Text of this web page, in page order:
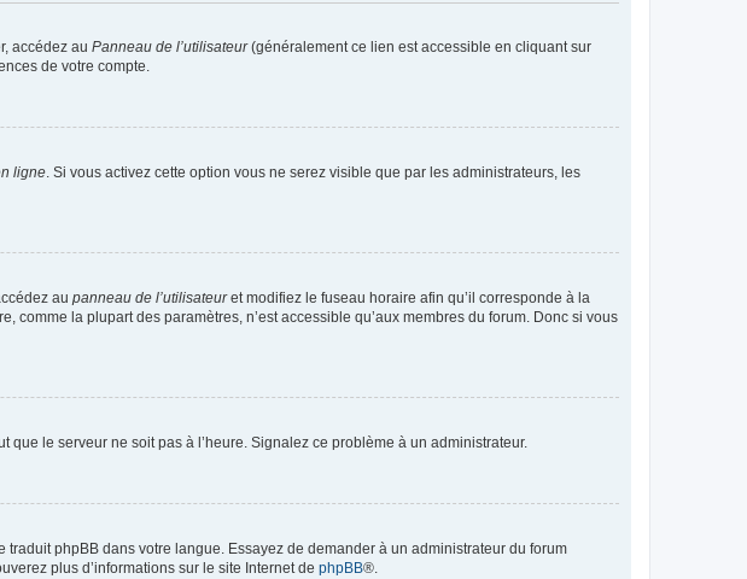
accédez au Panneau de l’utilisateur(généralement ce lien est accessible en cliquant sur
de votre compte.
ligne. Si vous activez cette option vous ne serez visible que par les administrateurs, les
au panneau de l’utilisateuret modifiez le fuseau horaire afin qu’il corresponde à la
la plupart des paramètres, n’est accessible qu’aux membres du forum. Donc si vous
que le serveur ne soit pas à l’heure. Signalez ce problème à un administrateur.
phpBB dans votre langue. Essayez de demander à un administrateur du forum
plus d’informations sur le site Internet de phpBB®.